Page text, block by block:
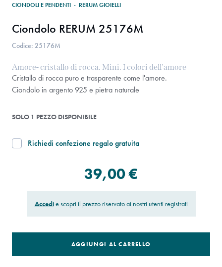
CIONDOLI E PENDENTI · RERUM GIOIELLI
Ciondolo RERUM 25176M
Codice: 25176M
Amore- cristallo di rocca. Mini. I colori dell'amore
Cristallo di rocca puro e trasparente come l'amore.
Ciondolo in argento 925 e pietra naturale
SOLO 1 PEZZO DISPONIBILE
Richiedi confezione regalo gratuita
39,00 €
Accedie scopri il prezzo riservato ai nostri utenti registrati
AGGIUNGI AL CARRELLO